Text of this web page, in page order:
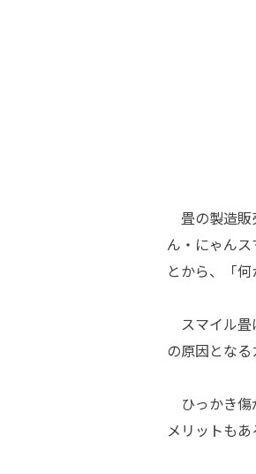
畳の製造販
ん・にゃん
とから、「
スマイル畳
の原因とな
ひっかき傷
メリットも